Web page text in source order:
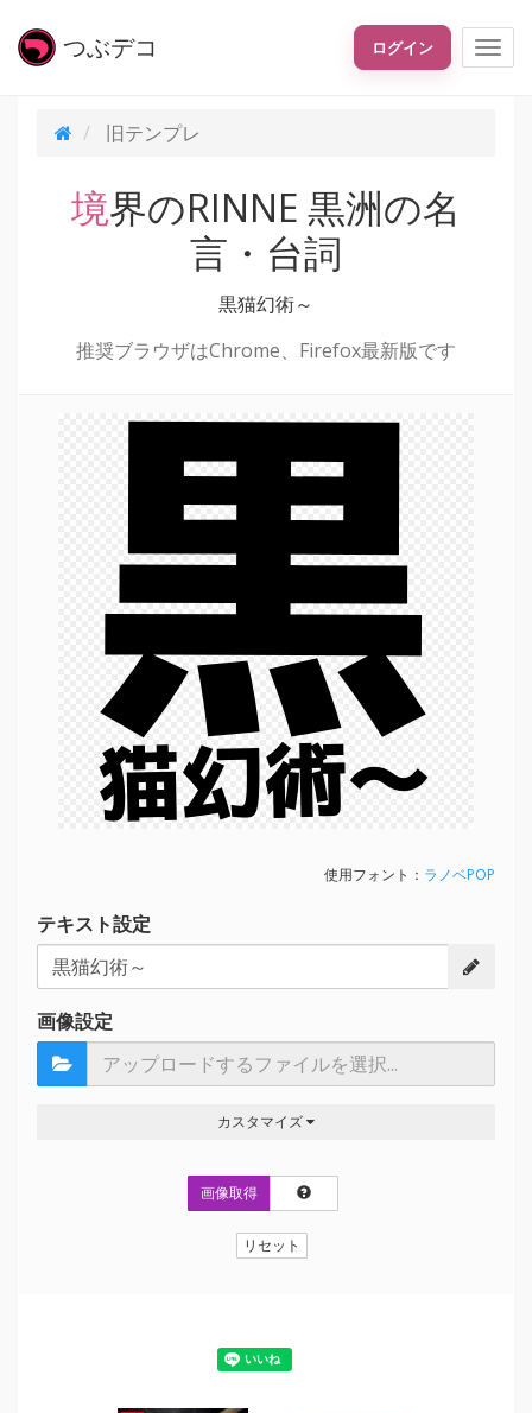
つぶデコ ログイン
旧テンプレ
境界のRINNE 黒洲の名
言・台詞
黒猫幻術～
推奨ブラウザはChrome、Firefox最新版です
黒
猫幻術～
使用フォント： ラノベPOP
テキスト設定
画像設定
カスタマイズ
画像取得
リセット